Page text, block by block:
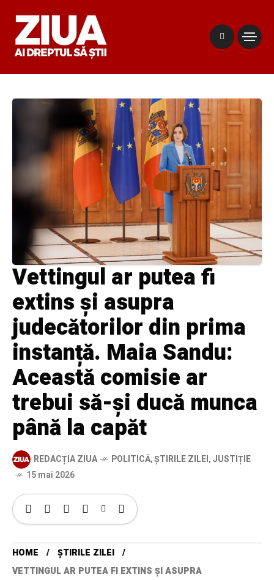
Vettingul ar putea fi
extins și asupra
judecătorilor din prima
instanță. Maia Sandu:
Această comisie ar
trebui să-și ducă munca
până la capăt
REDACȚIA ZIUA POLITICĂ,ȘTIRILE ZILEI,JUSTIȚIE
15 mai 2026
HOME
ȘTIRILE ZILEI
VETTINGUL AR PUTEA FI EXTINS ȘI ASUPRA